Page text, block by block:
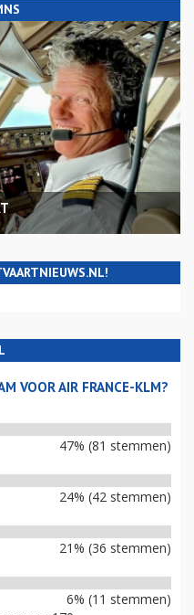
VOOR AIR FRANCE-KLM?
47% (81 stemmen)
24% (42 stemmen)
21% (36 stemmen)
6% (11 stemmen)